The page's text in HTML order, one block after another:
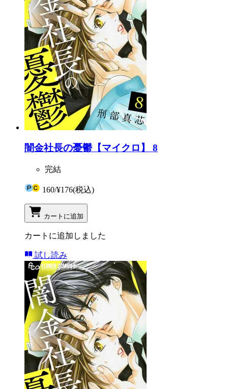
闇金社長の憂鬱【マイクロ】 8
完結
160/¥176(税込)
カートに追加
カートに追加しました
試し読み